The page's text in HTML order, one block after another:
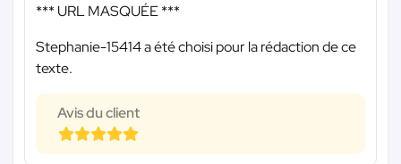
*** URL MASQUÉE ***
Stephanie-15414 a été choisi pour la rédaction de ce
texte.
Avis du client